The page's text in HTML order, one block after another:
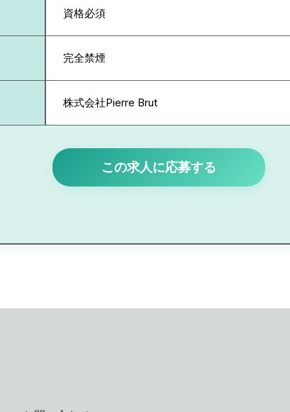
資格必須
完全禁煙
株式会社Pierre Brut
この求人に応募する